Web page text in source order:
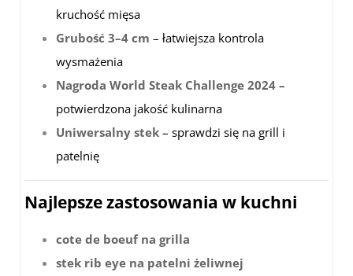
kruchość mięsa
Grubość 3–4 cm – łatwiejsza kontrola
wysmażenia
Nagroda World Steak Challenge 2024 –
potwierdzona jakość kulinarna
Uniwersalny stek – sprawdzi się na grill i
patelnię
Najlepsze zastosowania w kuchni
cote de boeuf na grilla
stek rib eye na patelni żeliwnej